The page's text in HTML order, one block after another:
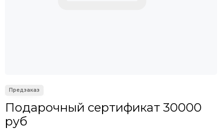
Подарочный сертификат 30000
руб